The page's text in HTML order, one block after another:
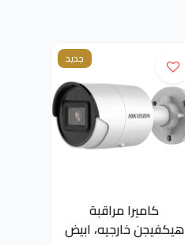
جديد
كاميرا مراقبة
هيكفيجن خارجيه، ابيض